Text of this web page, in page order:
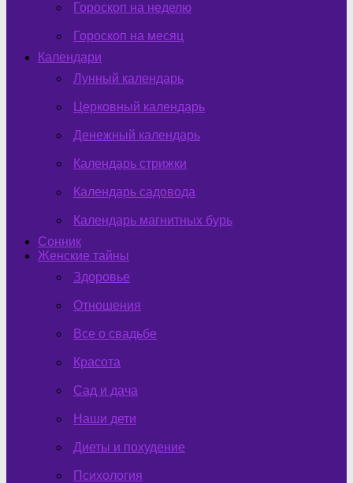
Гороскоп на неделю
Гороскоп на месяц
Календари
Лунный календарь
Церковный календарь
Денежный календарь
Календарь стрижки
Календарь садовода
Календарь магнитных бурь
Сонник
Женские тайны
Здоровье
Отношения
Все о свадьбе
Красота
Сад и дача
Наши дети
Диеты и похудение
Психология